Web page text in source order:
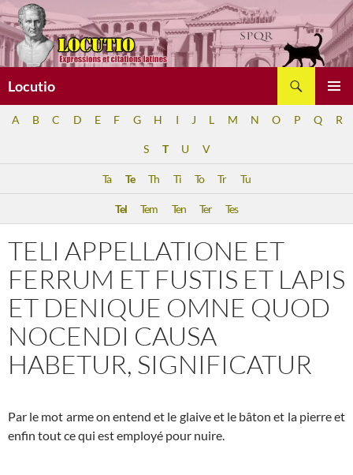
Aller
au
contenu
Locutio
A B C D E F G H I J L M N O P Q R
S T U V
Ta Te Th Ti To Tr Tu
Tel Tem Ten Ter Tes
TELI APPELLATIONE ET
FERRUM ET FUSTIS ET LAPIS
ET DENIQUE OMNE QUOD
NOCENDI CAUSA
HABETUR, SIGNIFICATUR
Par le mot arme on entend et le glaive et le bâton et la pierre et
enfin tout ce qui est employé pour nuire.